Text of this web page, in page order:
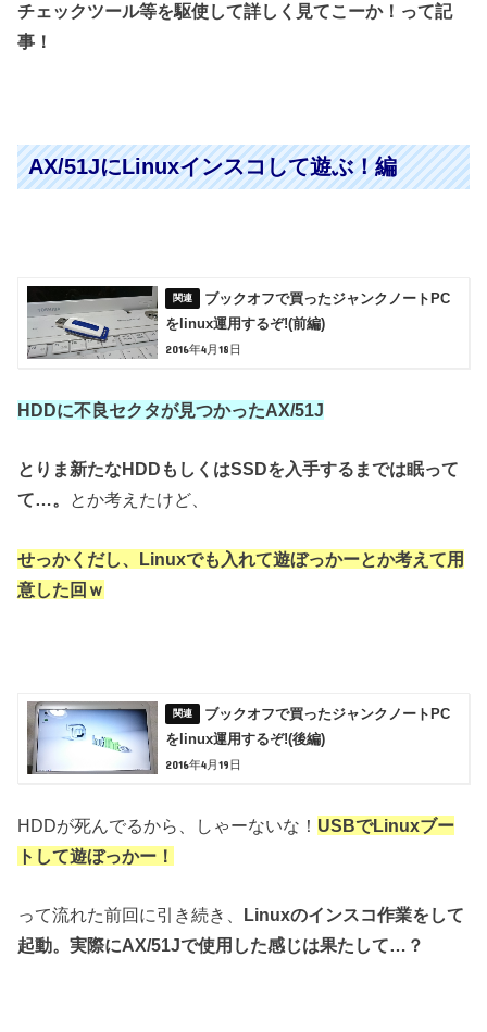
チェックツール等を駆使して詳しく見てこーか！って記
事！
AX/51JにLinuxインスコして遊ぶ！編
ブックオフで買ったジャンクノートPC
をlinux運用するぞ!(前編)
2016年4月18日
HDDに不良セクタが見つかったAX/51J
とりま新たなHDDもしくはSSDを入手するまでは眠って
て…。 とか考えたけど、
せっかくだし、Linuxでも入れて遊ぼっかーとか考えて用
意した回ｗ
ブックオフで買ったジャンクノートPC
をlinux運用するぞ!(後編)
2016年4月19日
HDDが死んでるから、しゃーないな！ USBでLinuxブー
トして遊ぼっかー！
って流れた前回に引き続き、
Linuxのインスコ作業をして
起動。実際にAX/51Jで使用した感じは果たして…？